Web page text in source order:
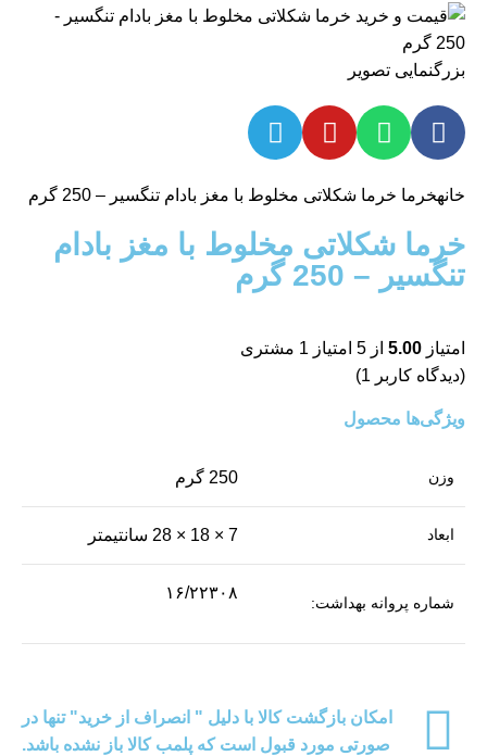
بزرگنمایی تصویر
خانهخرما خرما شکلاتی مخلوط با مغز بادام تنگسیر – 250 گرم
خرما شکلاتی مخلوط با مغز بادام
تنگسیر – 250 گرم
امتیاز 5.00 از 5 امتیاز 1 مشتری
(دیدگاه کاربر 1
)
ویژگی‌ها محصول
وزن 250 گرم
ابعاد 7 × 18 × 28 سانتیمتر
شماره پروانه بهداشت:
۱۶/۲۲۳۰۸
امکان بازگشت کالا با دلیل " انصراف از خرید" تنها در
صورتی مورد قبول است که پلمب کالا باز نشده باشد.